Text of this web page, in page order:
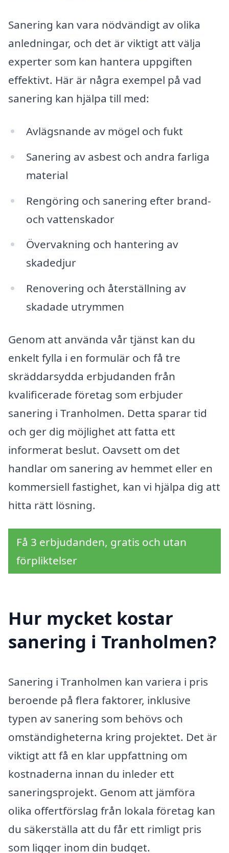
Sanering kan vara nödvändigt av olika
anledningar, och det är viktigt att välja
experter som kan hantera uppgiften
effektivt. Här är några exempel på vad
sanering kan hjälpa till med:
Avlägsnande av mögel och fukt
Sanering av asbest och andra farliga
material
Rengöring och sanering efter brand-
och vattenskador
Övervakning och hantering av
skadedjur
Renovering och återställning av
skadade utrymmen
Genom att använda vår tjänst kan du
enkelt fylla i en formulär och få tre
skräddarsydda erbjudanden från
kvalificerade företag som erbjuder
sanering i Tranholmen. Detta sparar tid
och ger dig möjlighet att fatta ett
informerat beslut. Oavsett om det
handlar om sanering av hemmet eller en
kommersiell fastighet, kan vi hjälpa dig att
hitta rätt lösning.
Få 3 erbjudanden, gratis och utan
förpliktelser
Hur mycket kostar
sanering i Tranholmen?
Sanering i Tranholmen kan variera i pris
beroende på flera faktorer, inklusive
typen av sanering som behövs och
omständigheterna kring projektet. Det är
viktigt att få en klar uppfattning om
kostnaderna innan du inleder ett
saneringsprojekt. Genom att jämföra
olika offertförslag från lokala företag kan
du säkerställa att du får ett rimligt pris
som ligger inom din budget.